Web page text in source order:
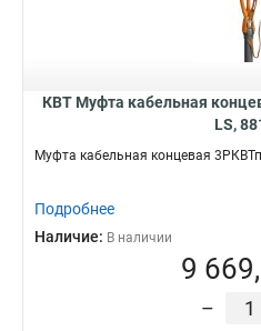
КВТ Муфта кабельная
LS,
Муфта кабельная концевая
Подробнее
Наличие: В наличии
9
–